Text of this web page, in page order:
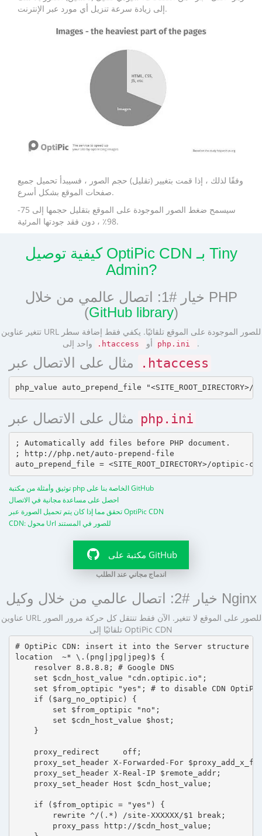
إلى زيادة سرعة تنزيل أي مورد عبر الإنترنت.
وفقًا لذلك ، إذا قمت بتغيير (تقليل) حجم الصور ، فسيبدأ تحميل جميع
صفحات الموقع بشكل أسرع.
سيسمح ضغط الصور الموجودة على الموقع بتقليل حجمها إلى 75-
98٪ ، دون فقد جودتها المرئية.
كيفية توصيل OptiPic CDN بـ Tiny
Admin?
خيار #1: اتصال عالمي من خلال PHP
(GitHub library)
تتغير عناوين URL للصور الموجودة على الموقع تلقائيًا. يكفي فقط إضافة سطر
.htaccess php.ini .
.htaccess
php.ini
; Automatically add files before PHP document.
; http://php.net/auto-prepend-file
توثيق وأمثلة من مكتبة php الخاصة بنا على GitHub
احصل على مساعدة مجانية في الاتصال
تحقق مما إذا كان يتم تحميل الصورة عبر OptiPic CDN
CDN: محول Url للصور في المستند
مكتبة على GitHub
اندماج مجاني عند الطلب
خيار #2: اتصال عالمي من خلال وكيل Nginx
عناوين URL للصور على الموقع لا تتغير. الآن فقط تنتقل كل حركة مرور الصور
تلقائيًا إلى OptiPic CDN
# OptiPic CDN: insert it into the Server structure
location  ~* \.(png|jpg|jpeg)$ {
    resolver 8.8.8.8; # Google DNS
    set $cdn_host_value "cdn.optipic.io";
set $from_optipic "yes"; # to disable CDN
    if ($arg_no_optipic) {
        set $from_optipic "no";
        set $cdn_host_value $host;
    }
    proxy_redirect     off;
proxy_set_header X-Forwarded-For
    proxy_set_header X-Real-IP $remote_addr;
    proxy_set_header Host $cdn_host_value;
    if ($from_optipic = "yes") {
        rewrite ^/(.*) /site-XXXXXX/$1 break;
        proxy_pass http://$cdn_host_value;